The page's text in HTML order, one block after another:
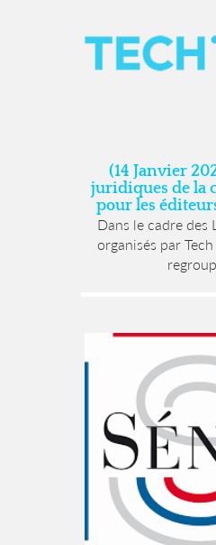
(14 Janvier
juridiques de la
pour les
Dans le cadre des
organisés par